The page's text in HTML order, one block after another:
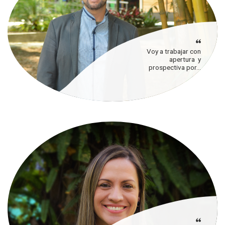
Voy a trabajar con
apertura y
prospectiva por...